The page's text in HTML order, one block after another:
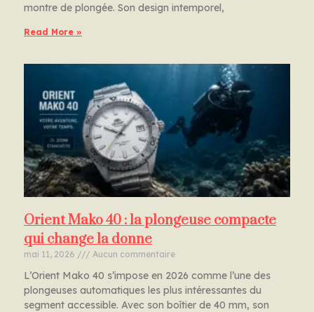
montre de plongée. Son design intemporel,
Read More »
Orient Mako 40 : la plongeuse compacte
qui change la donne
mai 11, 2026 Aucun commentaire
L’Orient Mako 40 s’impose en 2026 comme l’une des
plongeuses automatiques les plus intéressantes du
segment accessible. Avec son boîtier de 40 mm, son